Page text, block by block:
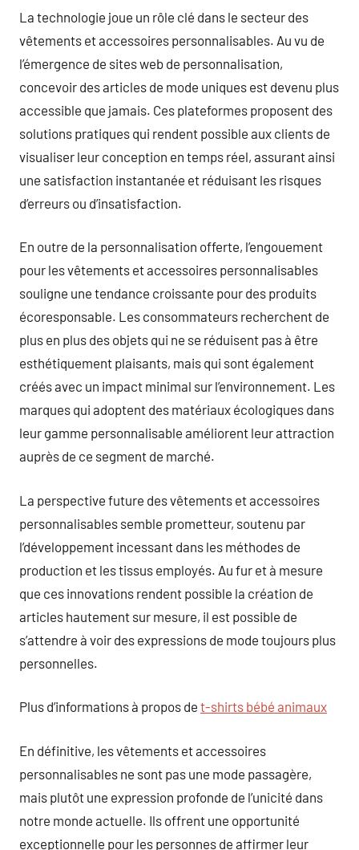
La technologie joue un rôle clé dans le secteur des
vêtements et accessoires personnalisables. Au vu de
l’émergence de sites web de personnalisation,
concevoir des articles de mode uniques est devenu plus
accessible que jamais. Ces plateformes proposent des
solutions pratiques qui rendent possible aux clients de
visualiser leur conception en temps réel, assurant ainsi
une satisfaction instantanée et réduisant les risques
d’erreurs ou d’insatisfaction.
En outre de la personnalisation offerte, l’engouement
pour les vêtements et accessoires personnalisables
souligne une tendance croissante pour des produits
écoresponsable. Les consommateurs recherchent de
plus en plus des objets qui ne se réduisent pas à être
esthétiquement plaisants, mais qui sont également
créés avec un impact minimal sur l’environnement. Les
marques qui adoptent des matériaux écologiques dans
leur gamme personnalisable améliorent leur attraction
auprès de ce segment de marché.
La perspective future des vêtements et accessoires
personnalisables semble prometteur, soutenu par
l’développement incessant dans les méthodes de
production et les tissus employés. Au fur et à mesure
que ces innovations rendent possible la création de
articles hautement sur mesure, il est possible de
s’attendre à voir des expressions de mode toujours plus
personnelles.
Plus d’informations à propos de t-shirts bébé animaux
En définitive, les vêtements et accessoires
personnalisables ne sont pas une mode passagère,
mais plutôt une expression profonde de l’unicité dans
notre monde actuelle. Ils offrent une opportunité
exceptionnelle pour les personnes de affirmer leur